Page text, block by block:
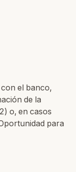
el banco,
de la
o, en casos
para